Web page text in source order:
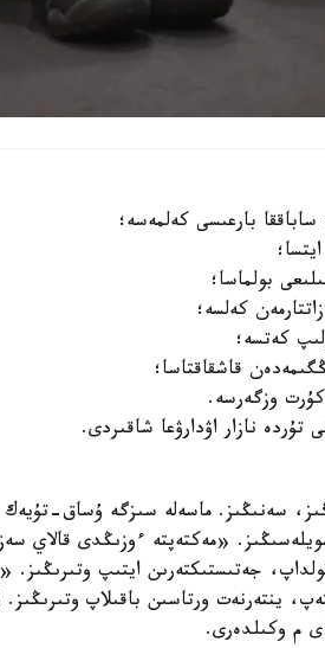
بارعىسى كەلمەسە؛
بولماسا؛
كەلسە؛
كەتسە؛
قاشقاقتاسا؛
وزگەرسە.
تۇردە نازار اۋدارۋعا شاقىردى.
سەنىڭىز. ماسەلە سىزگە ۇساق-
«مەكتەپتە ءوزىڭدى قالاي
جەتىستىكتەرىن ايتىپ وتىرىڭىز.
ينتەرنەت ورتاسىن باقىلاپ وتىرىڭىز.
م وكىلدەرى.